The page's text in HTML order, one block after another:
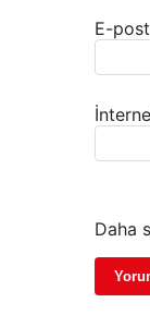
E-
Daha